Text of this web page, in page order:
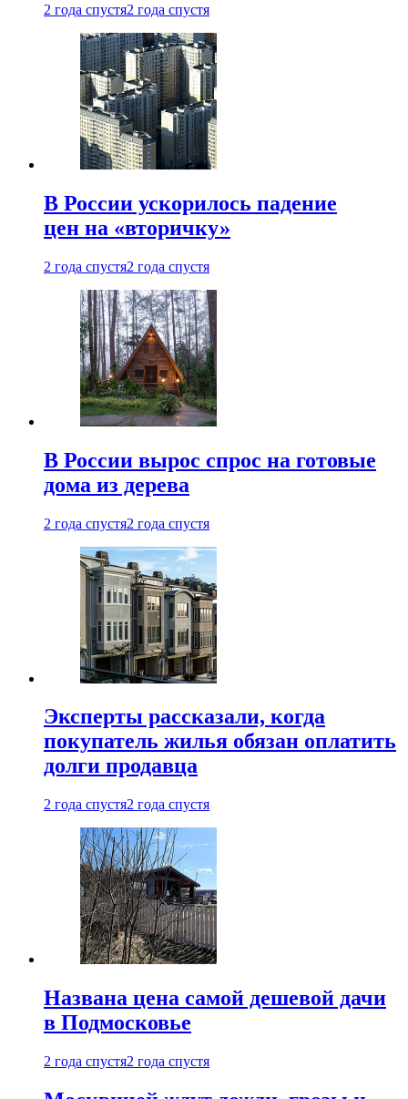
2 года спустя2 года спустя
В России ускорилось падение
цен на «вторичку»
2 года спустя2 года спустя
В России вырос спрос на готовые
дома из дерева
2 года спустя2 года спустя
Эксперты рассказали, когда
покупатель жилья обязан оплатить
долги продавца
2 года спустя2 года спустя
Названа цена самой дешевой дачи
в Подмосковье
2 года спустя2 года спустя